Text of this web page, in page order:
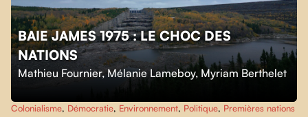
BAIE JAMES 1975 : LE CHOC DES
NATIONS
Mathieu Fournier,Mélanie Lameboy, Myriam Berthelet
Colonialisme, Démocratie, Environnement, Politique, Premières nations